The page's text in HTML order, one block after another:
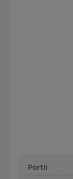
Portii